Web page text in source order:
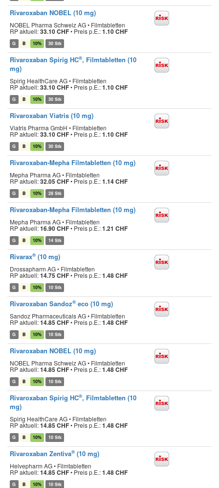
Rivaroxaban NOBEL (10 mg)
NOBEL Pharma Schweiz AG • Filmtabletten
RP aktuell:33.10 CHF• Preis p.E.:1.10 CHF
G B 10% 30 Stk
Rivaroxaban Spirig HC®, Filmtabletten (10
mg)
Spirig HealthCare AG • Filmtabletten
RP aktuell:33.10 CHF• Preis p.E.:1.10 CHF
G B 10% 30 Stk
Rivaroxaban Viatris (10 mg)
Viatris Pharma GmbH • Filmtabletten
RP aktuell:33.10 CHF• Preis p.E.:1.10 CHF
G B 10% 30 Stk
Rivaroxaban-Mepha Filmtabletten (10 mg)
Mepha Pharma AG • Filmtabletten
RP aktuell:32.05 CHF• Preis p.E.:1.14 CHF
G B 10% 28 Stk
Rivaroxaban-Mepha Filmtabletten (10 mg)
Mepha Pharma AG • Filmtabletten
RP aktuell:16.90 CHF• Preis p.E.:1.21 CHF
G B 10% 14 Stk
Rivarax® (10 mg)
Drossapharm AG • Filmtabletten
RP aktuell:14.75 CHF• Preis p.E.:1.48 CHF
G B 10% 10 Stk
Rivaroxaban Sandoz® eco (10 mg)
Sandoz Pharmaceuticals AG • Filmtabletten
RP aktuell:14.85 CHF• Preis p.E.:1.48 CHF
G B 10% 10 Stk
Rivaroxaban NOBEL (10 mg)
NOBEL Pharma Schweiz AG • Filmtabletten
RP aktuell:14.85 CHF• Preis p.E.:1.48 CHF
G B 10% 10 Stk
Rivaroxaban Spirig HC®, Filmtabletten (10
mg)
Spirig HealthCare AG • Filmtabletten
RP aktuell:14.85 CHF• Preis p.E.:1.48 CHF
G B 10% 10 Stk
Rivaroxaban Zentiva® (10 mg)
Helvepharm AG • Filmtabletten
RP aktuell:14.85 CHF• Preis p.E.:1.48 CHF
G B 10% 10 Stk